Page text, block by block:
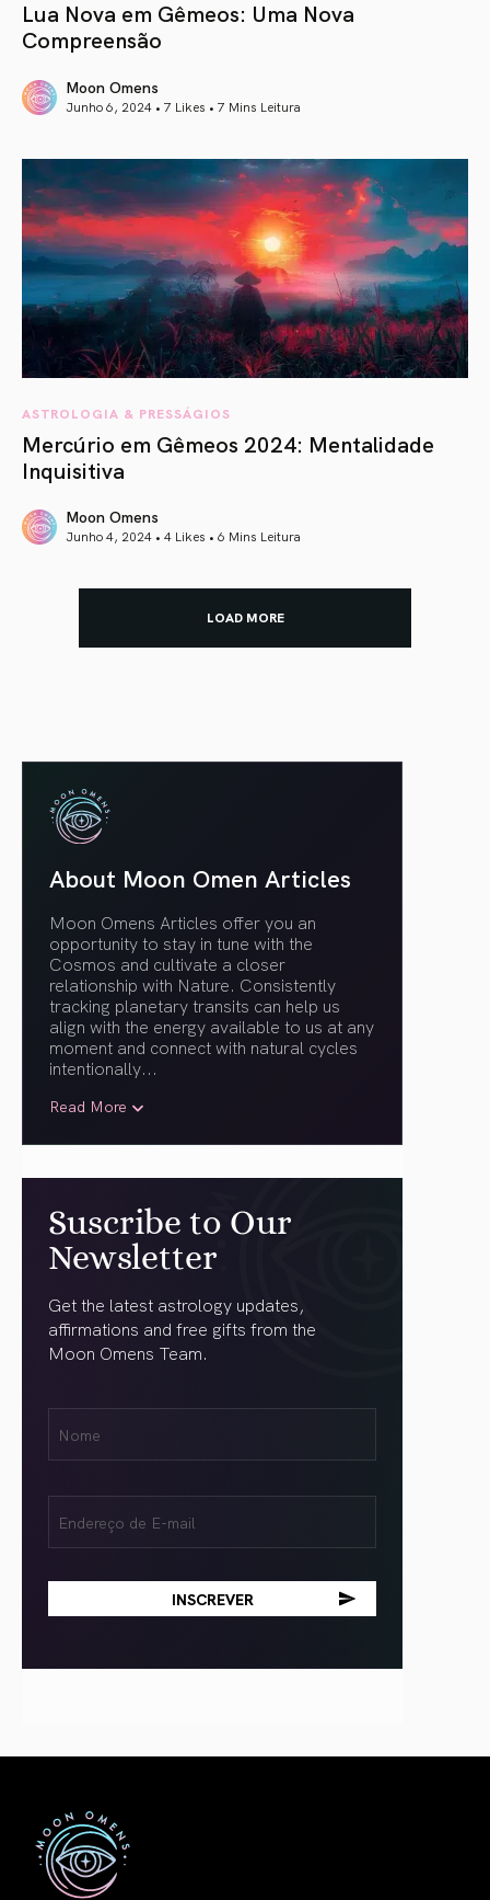
Lua Nova em Gêmeos: Uma Nova
Compreensão
Moon Omens
Junho 6, 2024 • 7 Likes • 7 Mins Leitura
ASTROLOGIA & PRESSÁGIOS
Mercúrio em Gêmeos 2024: Mentalidade
Inquisitiva
Moon Omens
Junho 4, 2024 • 4 Likes • 6 Mins Leitura
LOAD MORE
About Moon Omen Articles
Moon Omens Articles offer you an
opportunity to stay in tune with the
Cosmos and cultivate a closer
relationship with Nature. Consistently
tracking planetary transits can help us
align with the energy available to us at any
moment and connect with natural cycles
intentionally...
Read More
Suscribe to Our
Newsletter
Get the latest astrology updates,
affirmations and free gifts from the
Moon Omens Team.
(obrigatório)
(obrigatório)
Nome